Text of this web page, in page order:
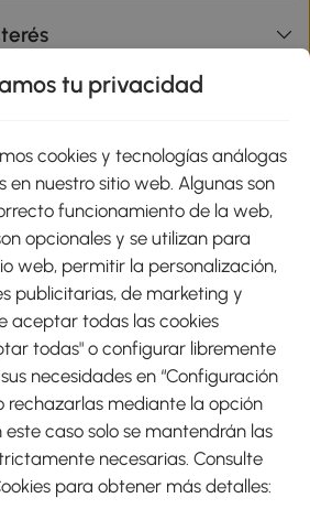
App
Google Play
tu privacidad
cookies y tecnologías análogas
en nuestro sitio web. Algunas son
funcionamiento de la web,
opcionales y se utilizan para
web, permitir la personalización,
publicitarias, de marketing y
aceptar todas las cookies
todas" o configurar libremente
necesidades en “Configuración
rechazarlas mediante la opción
este caso solo se mantendrán las
necesarias. Consulte
para obtener más detalles: